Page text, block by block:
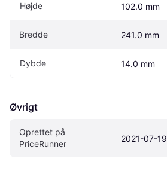
Højde 102.0 mm
Bredde 241.0 mm
Dybde 14.0 mm
Øvrigt
Oprettet på
PriceRunner
2021-07-19